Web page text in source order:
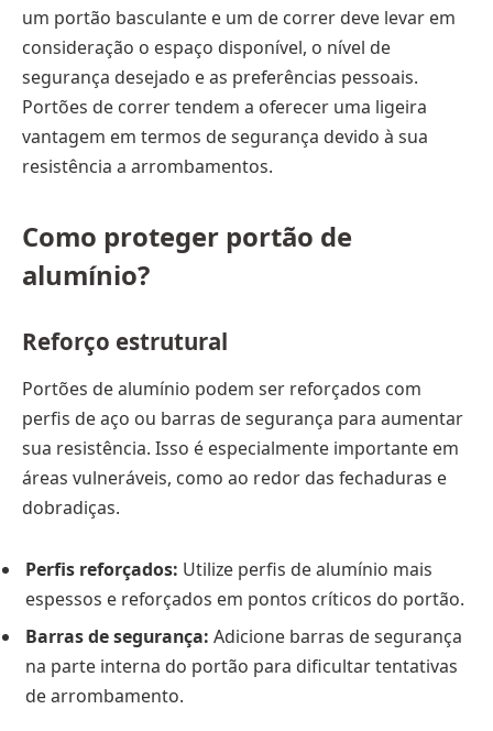
um portão basculante e um de correr deve levar em
consideração o espaço disponível, o nível de
segurança desejado e as preferências pessoais.
Portões de correr tendem a oferecer uma ligeira
vantagem em termos de segurança devido à sua
resistência a arrombamentos.
Como proteger portão de
alumínio?
Reforço estrutural
Portões de alumínio podem ser reforçados com
perfis de aço ou barras de segurança para aumentar
sua resistência. Isso é especialmente importante em
áreas vulneráveis, como ao redor das fechaduras e
dobradiças.
Perfis reforçados: Utilize perfis de alumínio mais
espessos e reforçados em pontos críticos do portão.
Barras de segurança: Adicione barras de segurança
na parte interna do portão para dificultar tentativas
de arrombamento.